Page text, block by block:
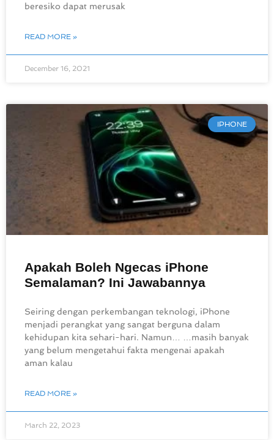
beresiko dapat merusak
READ MORE »
December 16, 2021
IPHONE
Apakah Boleh Ngecas iPhone
Semalaman? Ini Jawabannya
Seiring dengan perkembangan teknologi, iPhone
menjadi perangkat yang sangat berguna dalam
kehidupan kita sehari-hari. Namun… …masih banyak
yang belum mengetahui fakta mengenai apakah
aman kalau
READ MORE »
March 22, 2023